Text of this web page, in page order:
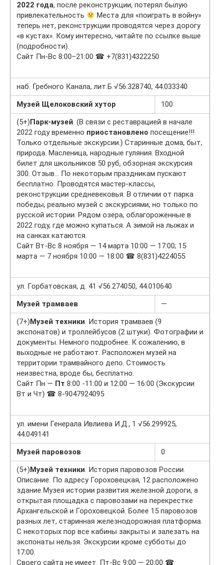
2022 года, после реконструкции, потерял былую
привлекательность
Места для «поиграть в войну»
теперь нет, реконструкции проводятся через дорогу
«в кустах». Кому интересно, читайте по ссылке выше
(подробности).
Сайт Пн-Вс 8:00–21:00 ☎ +7(831)4322250
наб. Гребного Канала, лит.Б √56.328740, 44.033340
Музей Щелоковский хутор
100
(5+)Парк-музей. (В связи с реставрацией в начале
2022 году временно приостановлено посещение!!!
Только отдельные экскурсии.) Старинные дома, быт,
природа. Масленица, народные гуляния. Входной
билет для школьников 50 руб, обзорная экскурсия
300. Отзыв… По некоторым праздникам пускают
бесплатно. Проводятся мастер-классы,
реконструкции средневековья. В отличии от парка
победы, реально музей с экскурсиями, но только по
русской истории. Рядом озера, облагороженные в
2022 году, где можно купаться. А зимой на лыжах и
на санках катаются.
Сайт Вт-Вс 8 ноября — 14 марта 10:00 — 17:00; 15
марта — 7 ноября 10:00 — 18:00 ☎ 8(831)4224055
ул. Горбатовская, д. 41 √56.274050, 44.010640
Музей трамваев
—
(7+)Музей техники. История трамваев (9
экспонатов) и троллейбусов (2 штуки). Фотографии и
документы. Немного подробнее. К сожалению, в
выходные не работают. Расположен музей на
территории трамвайного депо. Стоимость
неизвестна, вроде бы, бесплатно.
Сайт Пн — Пт 8:00 -11:00 и 12:00 — 16:00 (Экскурсии
Вт и Чт) ☎ 8-9047924095
ул. имени Генерала Ивлиева И.Д., 1 √56.299925,
44.049141
Музей паровозов
0
(5+)Музей техники. История паровозов России.
Описание. По адресу Гороховецкая, 12 расположено
здание Музея истории развития железной дороги, а
открытая площадка с паровозами на перекрестке
Архангельской и Гороховецкой. Более 15 паровозов
разных лет, старинная железнодорожная платформа.
С некоторых пор все кабины закрыты и залезать на
экспонаты нельзя. Экскурсии кроме субботы до
17:00.
Своего сайта не имеет. Пт-Вс 9:00 — 20:00 ☎